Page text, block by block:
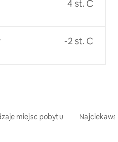
4 st. C
-2 st. C
miejsc pobytu